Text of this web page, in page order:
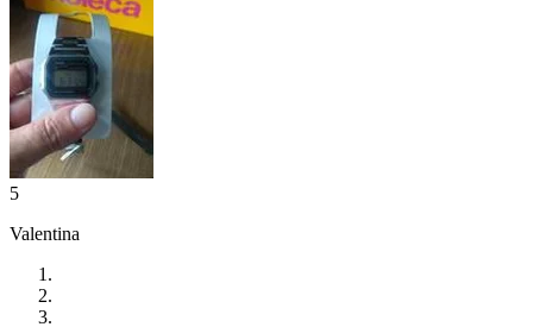
5
Valentina